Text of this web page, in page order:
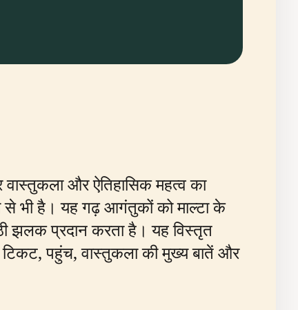
वास्तुकला और ऐतिहासिक महत्व का
से भी है। यह गढ़ आगंतुकों को माल्टा के
झलक प्रदान करता है। यह विस्तृत
पहुंच, वास्तुकला की मुख्य बातें और